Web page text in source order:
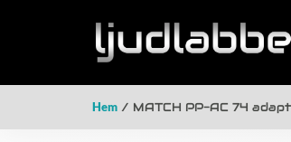
Hem / MATCH PP-AC 74